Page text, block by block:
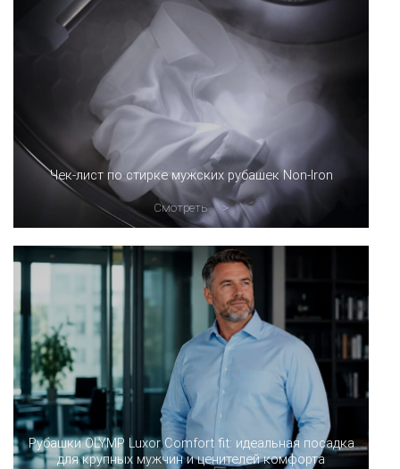
Чек-лист по стирке мужских рубашек Non-Iron
Смотреть
Рубашки OLYMP Luxor Comfort fit: идеальная посадка
для крупных мужчин и ценителей комфорта